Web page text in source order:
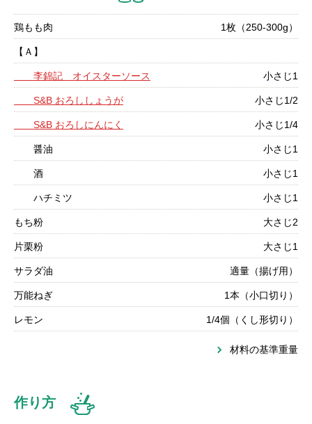
鶏もも肉 1枚（250-300g）
【Ａ】
李錦記 オイスターソース 小さじ1
S&B おろししょうが 小さじ1/2
S&B おろしにんにく 小さじ1/4
醤油 小さじ1
酒 小さじ1
ハチミツ 小さじ1
もち粉 大さじ2
片栗粉 大さじ1
サラダ油 適量（揚げ用）
万能ねぎ 1本（小口切り）
レモン 1/4個（くし形切り）
材料の基準重量
作り方